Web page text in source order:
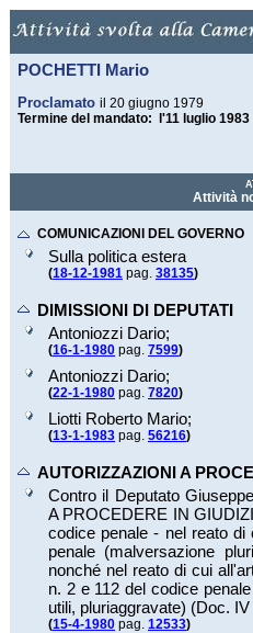
POCHETTI Mario
Proclamato il 20 giugno 1979
Termine del mandato: l'11 luglio 1983
Attività
COMUNICAZIONI DEL GOVERNO
Sulla politica estera
(18-12-1981 pag. 38135)
DIMISSIONI DI DEPUTATI
Antoniozzi Dario;
(16-1-1980 pag. 7599)
Antoniozzi Dario;
(22-1-1980 pag. 7820)
Liotti Roberto Mario;
(13-1-1983 pag. 56216)
AUTORIZZAZIONI A
Contro il Deputato
A PROCEDERE IN
codice penale - nel reato
penale (malversazione
nonché nel reato di cui
n. 2 e 112 del codice
utili, pluriaggravate) (Doc.
(15-4-1980 pag. 12533)